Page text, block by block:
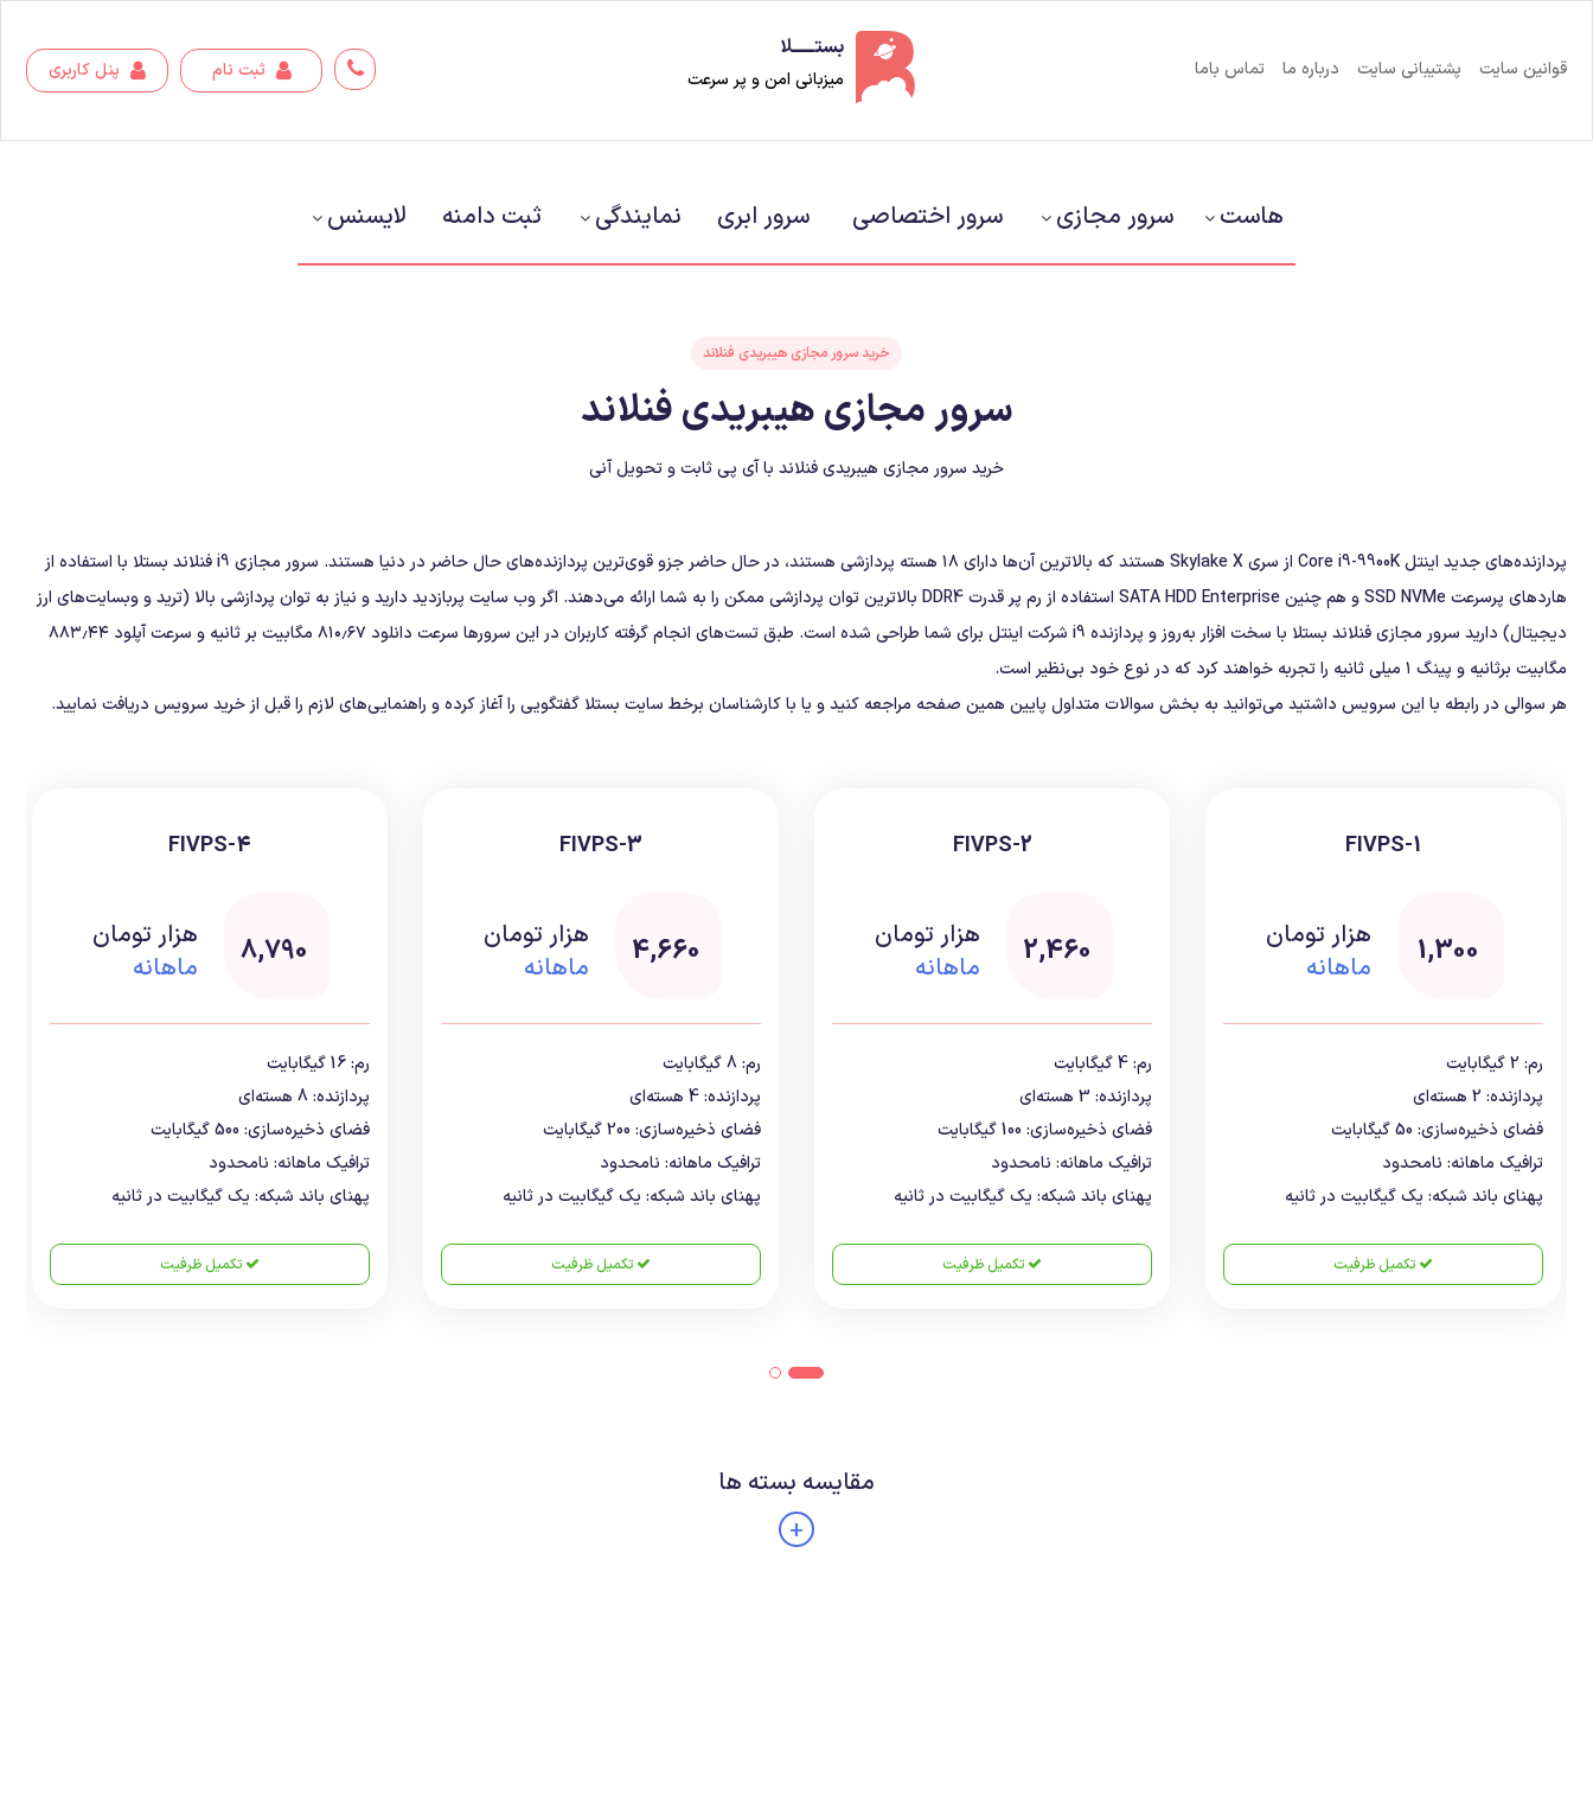
قوانین سایت پشتیبانی سایت درباره ما تماس باما
بستــــــلا
میزبانی امن و پر سرعت پنل کاربری ثبت نام
هاست سرور مجازی سرور اختصاصی سرور ابری نمایندگی ثبت دامنه لایسنس‌
خرید سرور مجازی هیبریدی فنلاند
سرور مجازی هیبریدی فنلاند
خرید سرور مجازی هیبریدی فنلاند با آی پی ثابت و تحویل آنی
پردازنده‌های جدید اینتل Core i9-9900K از سری Skylake X هستند که بالاترین آن‌ها دارای ۱۸ هسته پردازشی هستند، در حال حاضر جزو قوی‌ترین پردازنده‌های حال حاضر در دنیا هستند. سرور مجازی i9 فنلاند بستلا با استفاده از
هاردهای پرسرعت SSD NVMe و هم چنین SATA HDD Enterprise استفاده از رم پر قدرت DDR4 بالاترین توان پردازشی ممکن را به شما ارائه می‌دهند. اگر وب سایت پربازدید دارید و نیاز به توان پردازشی بالا (ترید و وبسایت‌های ارز
دیجیتال) دارید سرور مجازی فنلاند بستلا با سخت افزار به‌روز و پردازنده i9 شرکت اینتل برای شما طراحی شده است. طبق تست‌های انجام گرفته کاربران در این سرورها سرعت دانلود ۸۱۰٫۶۷ مگابیت بر ثانیه و سرعت آپلود ۸۸۳٫۴۴
مگابیت برثانیه و پینگ ۱ میلی ثانیه را تجربه خواهند کرد که در نوع خود بی‌نظیر است.
هر سوالی در رابطه با این سرویس داشتید می‌توانید به بخش سوالات متداول پایین همین صفحه مراجعه کنید و یا با کارشناسان برخط سایت بستلا گفتگویی را آغاز کرده و راهنمایی‌های لازم را قبل از خرید سرویس دریافت نمایید.
FIVPS-1
1,300
هزار تومان
ماهانه
رم: 2 گیگابایت
پردازنده: 2 هسته‌ای
فضای ذخیره‌سازی: 50 گیگابایت
ترافیک ماهانه: نامحدود
پهنای باند شبکه: یک گیگابیت در ثانیه
تکمیل ظرفیت
FIVPS-2
2,460
هزار تومان
ماهانه
رم: 4 گیگابایت
پردازنده: 3 هسته‌ای
فضای ذخیره‌سازی: 100 گیگابایت
ترافیک ماهانه: نامحدود
پهنای باند شبکه: یک گیگابیت در ثانیه
تکمیل ظرفیت
FIVPS-3
4,660
هزار تومان
ماهانه
رم: 8 گیگابایت
پردازنده: 4 هسته‌ای
فضای ذخیره‌سازی: 200 گیگابایت
ترافیک ماهانه: نامحدود
پهنای باند شبکه: یک گیگابیت در ثانیه
تکمیل ظرفیت
FIVPS-4
8,790
هزار تومان
ماهانه
رم: 16 گیگابایت
پردازنده: 8 هسته‌ای
فضای ذخیره‌سازی: 500 گیگابایت
ترافیک ماهانه: نامحدود
پهنای باند شبکه: یک گیگابیت در ثانیه
تکمیل ظرفیت
مقایسه بسته ها
+